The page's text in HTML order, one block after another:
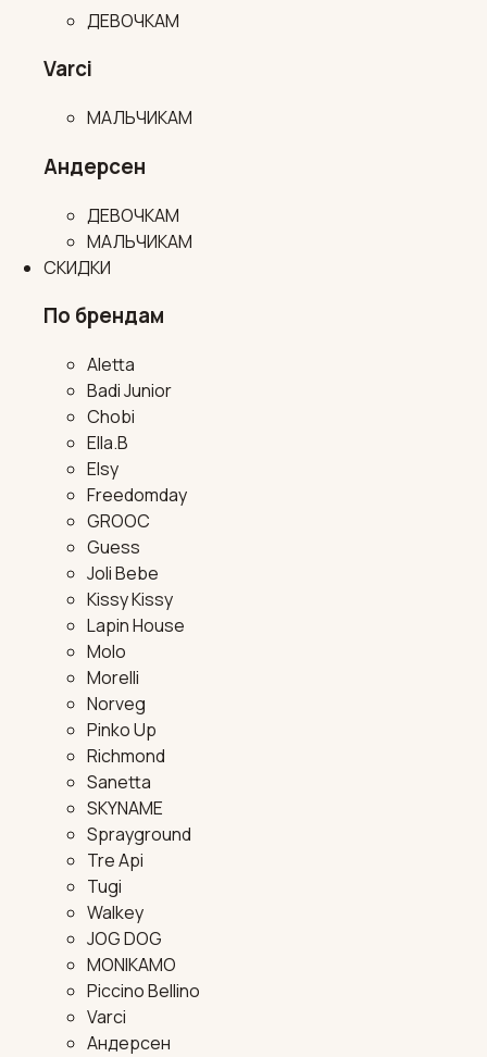
ДЕВОЧКАМ
Varci
МАЛЬЧИКАМ
Андерсен
ДЕВОЧКАМ
МАЛЬЧИКАМ
СКИДКИ
По брендам
Aletta
Badi Junior
Chobi
Ella.B
Elsy
Freedomday
GROOC
Guess
Joli Bebe
Kissy Kissy
Lapin House
Molo
Morelli
Norveg
Pinko Up
Richmond
Sanetta
SKYNAME
Sprayground
Tre Api
Tugi
Walkey
JOG DOG
MONIKAMO
Piccino Bellino
Varci
Андерсен